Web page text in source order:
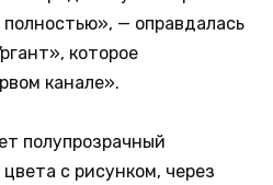
— оправдалась
которое
канале».
полупрозрачный
с рисунком, через